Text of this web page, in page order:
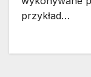
przykład…